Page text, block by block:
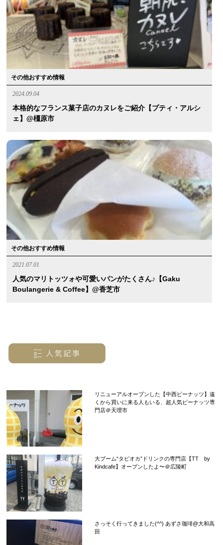
その他おすすめ情報
2024.09.04
本格的なフランス菓子店のカヌレをご紹介【プティ・アルシ
ェ】@橿原市
その他おすすめ情報
2021.07.01
人気のマリトッツォや可愛いパンがたくさん♪【Gaku
Boulangerie & Coffee】@香芝市
リニューアルオープンした【中西ピーナッツ】遠
くから買いに来る人もいる、超人気ピーナッツ専
門店＠天理市
大ブーム“タピオカ”ドリンクの専門店【TT by
Kindcafe】オープンしたよ〜＠広陵町
さっそく行ってきました(^^) あずさ珈琲@大和高
田